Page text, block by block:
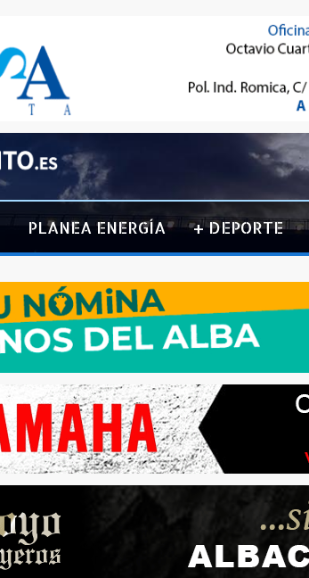
PLANEA ENERGÍA + DEPORTE